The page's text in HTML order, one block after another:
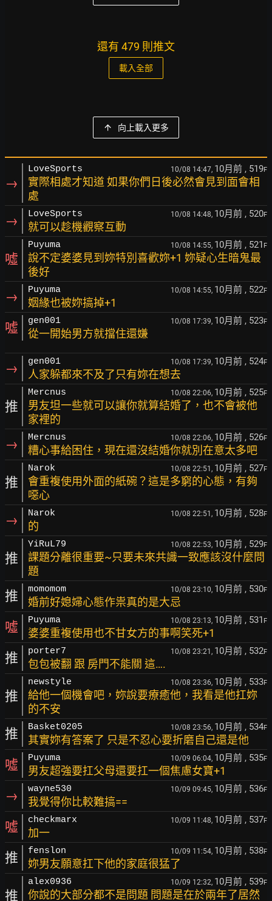
還有 479 則推文
載入全部
向上載入更多
→
LoveSports 10/08 14:47, 10月前 , 519F
實際相處才知道 如果你們日後必然會見到面會相
處
→ LoveSports 10/08 14:48, 10月前 , 520F
就可以趁機觀察互動
噓
Puyuma 10/08 14:55, 10月前 , 521 F
說不定婆婆見到妳特別喜歡妳+1 妳疑心生暗鬼最
後好
→ Puyuma 10/08 14:55, 10月前 , 522F
姻緣也被妳搞掉+1
噓 gen001 10/08 17:39, 10月前 , 523F
從一開始男方就擋住還嫌
→ gen001 10/08 17:39, 10月前 , 524F
人家躲都來不及了只有妳在想去
推
Mercnus 10/08 22:06, 10月前 , 525F
男友坦一些就可以讓你就算結婚了，也不會被他
家裡的
→ Mercnus 10/08 22:06, 10月前 , 526F
糟心事給困住，現在還沒結婚你就別在意太多吧
推
Narok 10/08 22:51, 10月前 , 527F
會重複使用外面的紙碗？這是多窮的心態，有夠
噁心
→ Narok 10/08 22:51, 10月前 , 528F
的
推
YiRuL79 10/08 22:53, 10月前 , 529F
課題分離很重要~只要未來共識一致應該沒什麼問
題
推 momomom 10/08 23:10, 10月前 , 530F
婚前好媳婦心態作祟真的是大忌
噓 Puyuma 10/08 23:13, 10月前 , 531 F
婆婆重複使用也不甘女方的事啊笑死+1
推 porter7 10/08 23:21, 10月前 , 532F
包包被翻 跟 房門不能關 這….
推
newstyle 10/08 23:36, 10月前 , 533F
給他一個機會吧，妳說要療癒他，我看是他扛妳
的不安
推 Basket0205 10/08 23:56, 10月前 , 534F
其實妳有答案了 只是不忍心要折磨自己還是他
噓 Puyuma 10/09 06:04, 10月前 , 535F
男友超強要扛父母還要扛一個焦慮女寶+1
→ wayne530 10/09 09:45, 10月前 , 536F
我覺得你比較難搞==
噓 checkmarx 10/09 11:48, 10月前 , 537F
加一
推 fenslon 10/09 11:54, 10月前 , 538F
妳男友願意扛下他的家庭很猛了
推
alex0936 10/09 12:32, 10月前 , 539F
你說的大部分都不是問題 問題是在於兩年了居然